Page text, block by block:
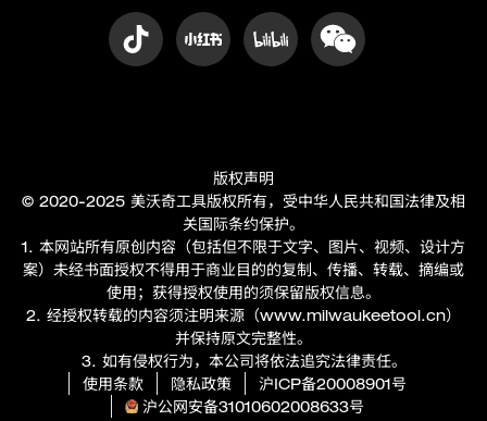
版权声明
© 2020-2025 美沃奇工具版权所有，受中华人民共和国法律及相
关国际条约保护。
1. 本网站所有原创内容（包括但不限于文字、图片、视频、设计方
案）未经书面授权不得用于商业目的的复制、传播、转载、摘编或
使用；获得授权使用的须保留版权信息。
2. 经授权转载的内容须注明来源（www.milwaukeetool.cn）
并保持原文完整性。
3. 如有侵权行为，本公司将依法追究法律责任。
使用条款
隐私政策
沪ICP备20008901号
沪公网安备31010602008633号